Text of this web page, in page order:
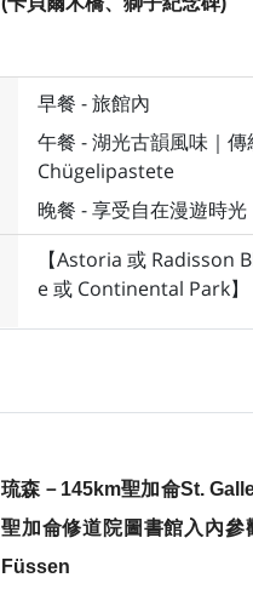
早餐 -旅館內
午餐 -湖光古韻風味｜
Chügelipastete
晚餐 -享受自在漫遊時
【Astoria 或 Radisson
e 或 Continental Park】
琉森－145km聖加侖St.
聖加侖修道院圖書館入內參
Füssen